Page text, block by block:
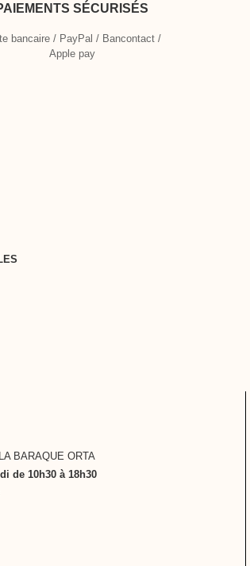
SÉCURISÉS
bancaire / PayPal / Bancontact /
Apple pay
BARAQUE ORTA
de 10h30 à 18h30